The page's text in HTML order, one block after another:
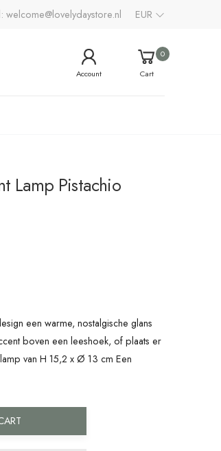
welcome@lovelydaystore.nl EUR
Account
0
Cart
Lamp Pistachio
een warme, nostalgische glans
boven een leeshoek, of plaats er
van H 15,2 x Ø 13 cm Een